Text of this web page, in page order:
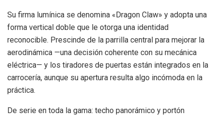
Su firma lumínica se denomina «Dragon Claw» y adopta una
forma vertical doble que le otorga una identidad
reconocible. Prescinde de la parrilla central para mejorar la
aerodinámica —una decisión coherente con su mecánica
eléctrica— y los tiradores de puertas están integrados en la
carrocería, aunque su apertura resulta algo incómoda en la
práctica.
De serie en toda la gama: techo panorámico y portón